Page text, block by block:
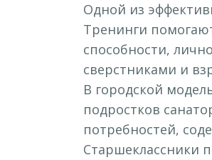
Одной из
Тренинги
способности,
сверстниками и
В городской
подростков
потребностей,
Старшеклассники